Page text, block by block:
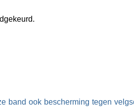
band ook bescherming tegen